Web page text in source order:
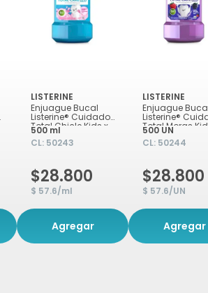
LISTERINE
Enjuague Bucal
Listerine® Cuidado
Total Chicle Kids x
500ml
500 ml
CL: 50243
$28.800
$ 57.6/ml
Agregar
LISTERINE
Enjuague
Listerine®
Total Moras
500ml
500 UN
CL: 50244
$28.800
$ 57.6/UN
Agregar